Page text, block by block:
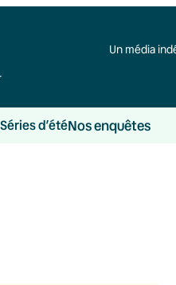
Un média
Séries d’étéNos enquêtes